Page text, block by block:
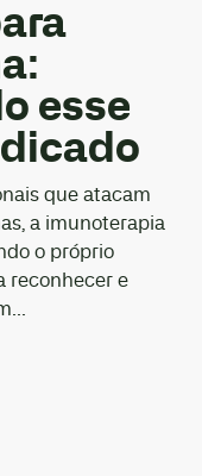
esse
que atacam
a imunoterapia
o próprio
reconhecer e